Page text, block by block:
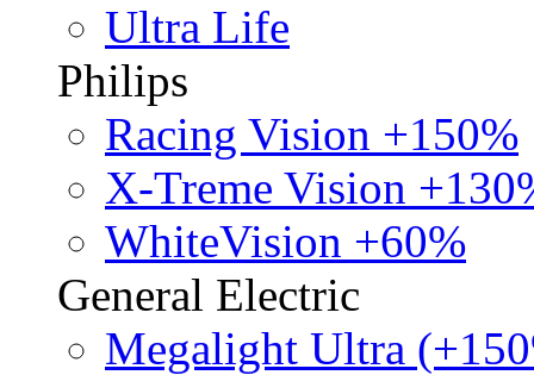
Ultra Life
Philips
Racing Vision +150%
X-Treme Vision
WhiteVision +60%
General Electric
Megalight Ultra